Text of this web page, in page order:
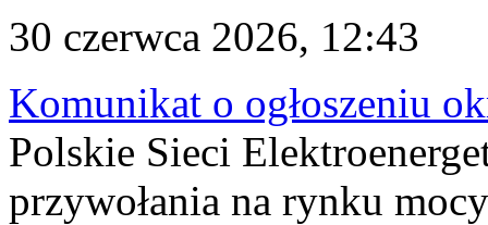
30 czerwca 2026, 12:43
Komunikat o ogłoszeniu
Polskie Sieci
przywołania na rynku